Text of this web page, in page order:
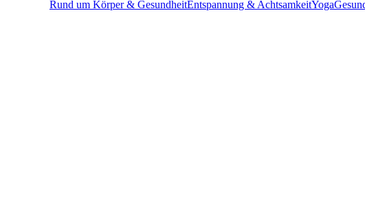
Rund um Körper & GesundheitEntspannung & AchtsamkeitYoga